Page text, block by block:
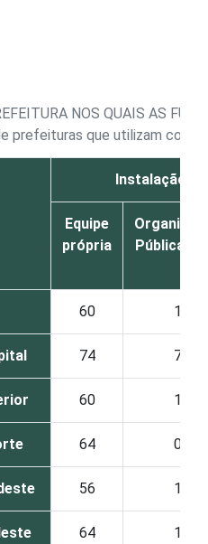
NOS QUAIS AS
prefeituras que utilizam
Instalação e
Equipe
própria
Pública de
60 1
74 7
60 1
64 0
56 1
64 1